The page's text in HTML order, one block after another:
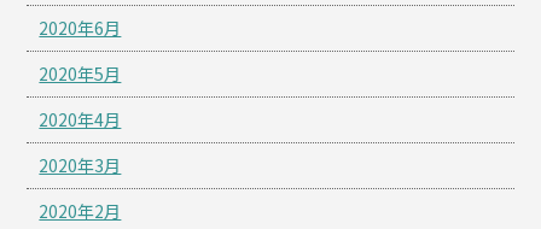
2020年6月
2020年5月
2020年4月
2020年3月
2020年2月